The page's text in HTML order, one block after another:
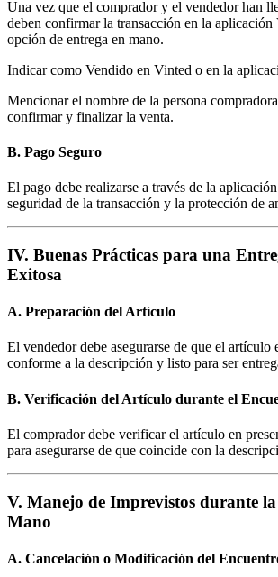
Una vez que el comprador y el vendedor han
deben confirmar la transacción en la
opción de entrega en mano.
Indicar como Vendido en Vinted o en la
Mencionar el nombre de la persona
confirmar y finalizar la venta.
B. Pago Seguro
El pago debe realizarse a través de la
seguridad de la transacción y la protección de
IV. Buenas Prácticas para una
Exitosa
A. Preparación del Artículo
El vendedor debe asegurarse de que el artículo
conforme a la descripción y listo para ser
B. Verificación del Artículo durante el
El comprador debe verificar el artículo en
para asegurarse de que coincide con la
V. Manejo de Imprevistos durante
Mano
A. Cancelación o Modificación del